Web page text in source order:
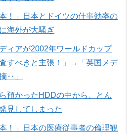
！」日本とドイツの仕事効率の
海外が大騒ぎ
ィアが2002年ワールドカップ
すべきと主張！」→「英国メデ
‥」
預かったHDDの中から、とん
見してしまった
！」日本の医療従事者の倫理観